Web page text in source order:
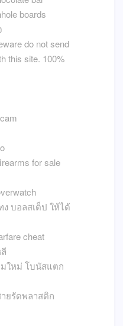
boards
do not send
this site. 100%
for sale
บอลสเต็ป ให้ได้
cheat
มใหม่ โบนัสแตก
ยรัดพลาสติก